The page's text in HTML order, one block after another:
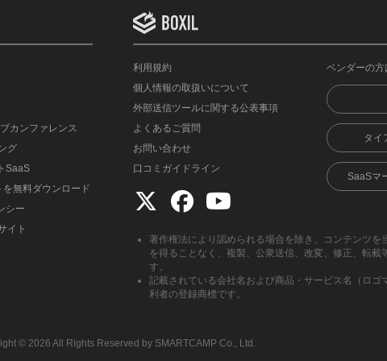
カンファレンス
グ
SaaS
無料ダウンロード
シー
イト
利用規約
個人情報の取扱いについて
外部送信ツールに関する公表事項
よくあるご質問
お問い合わせ
口コミガイドライン
ベンダーの方
タイ
SaaSマ
著作権法により認められる場合を除き、コンテンツ
を得ることなく、複製、公衆送信、改変、修正、転載
す。
記載されている会社名および商品・サービス名（ロ
利者の登録商標です。
©︎ 2026 All Rights Reserved by SMARTCAMP Co., Ltd.